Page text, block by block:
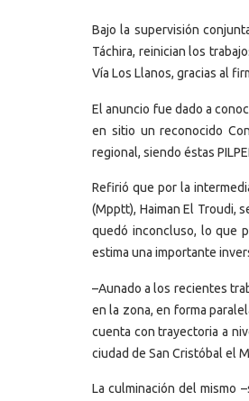
Bajo la supervisión
Táchira, reinician los
Vía Los Llanos, gracias al
El anuncio fue dado a
en sitio un reconocido
regional, siendo éstas
Refirió que por la
(Mpptt), Haiman El Troudi,
quedó inconcluso, lo que
estima una importante
–Aunado a los recientes
en la zona, en forma
cuenta con trayectoria a
ciudad de San Cristóbal el
La culminación del mismo